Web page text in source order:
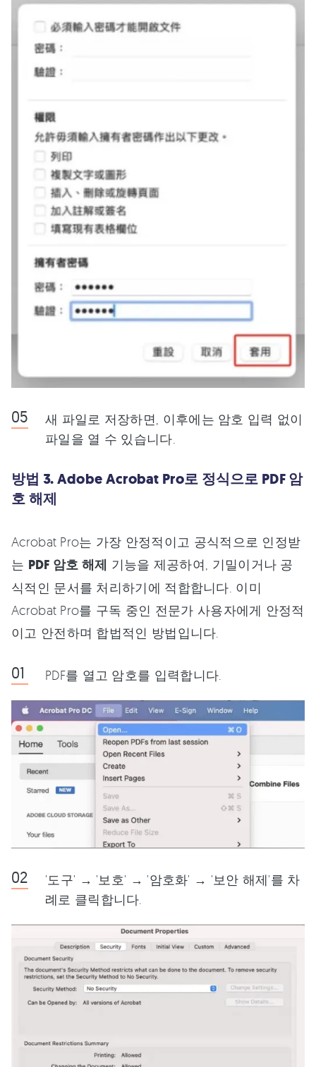
새 파일로 저장하면, 이후에는 암호 입력 없이
파일을 열 수 있습니다.
방법 3. Adobe Acrobat Pro로 정식으로 PDF 암
호 해제
Acrobat Pro는 가장 안정적이고 공식적으로 인정받
는 PDF 암호 해제 기능을 제공하여, 기밀이거나 공
식적인 문서를 처리하기에 적합합니다. 이미
Acrobat Pro를 구독 중인 전문가 사용자에게 안정적
이고 안전하며 합법적인 방법입니다.
PDF를 열고 암호를 입력합니다.
'도구' → '보호' → '암호화' → '보안 해제'를 차
례로 클릭합니다.